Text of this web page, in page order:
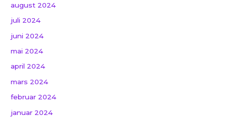
august 2024
juli 2024
juni 2024
mai 2024
april 2024
mars 2024
februar 2024
januar 2024